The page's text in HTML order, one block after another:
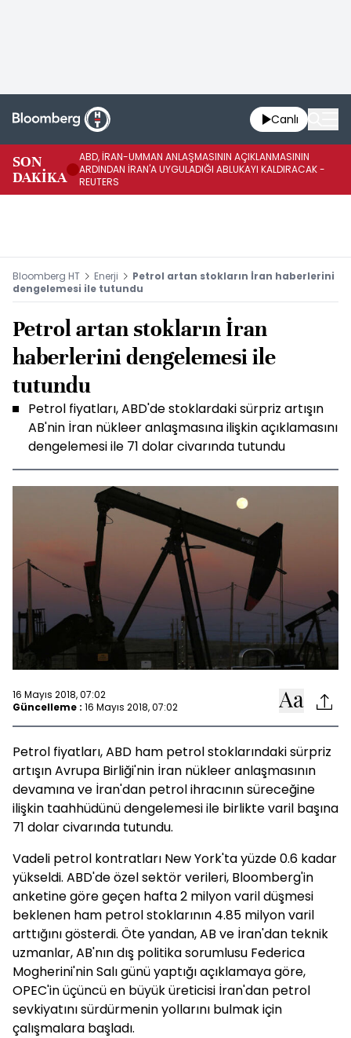
Canlı
SON
DAKİKA
ABD, İRAN-UMMAN ANLAŞMASININ AÇIKLANMASININ
ARDINDAN İRAN'A UYGULADIĞI ABLUKAYI KALDIRACAK -
REUTERS
Bloomberg HT Enerji
Petrol artan stokların İran haberlerini
dengelemesi ile tutundu
Petrol artan stokların İran
haberlerini dengelemesi ile
tutundu
Petrol fiyatları, ABD'de stoklardaki sürpriz artışın
AB'nin İran nükleer anlaşmasına ilişkin açıklamasını
dengelemesi ile 71 dolar civarında tutundu
16 Mayıs 2018, 07:02
Güncelleme : 16 Mayıs 2018, 07:02
Petrol fiyatları, ABD ham petrol stoklarındaki sürpriz
artışın Avrupa Birliği'nin İran nükleer anlaşmasının
devamına ve İran'dan petrol ihracının süreceğine
ilişkin taahhüdünü dengelemesi ile birlikte varil başına
71 dolar civarında tutundu.
Vadeli petrol kontratları New York'ta yüzde 0.6 kadar
yükseldi. ABD'de özel sektör verileri, Bloomberg'in
anketine göre geçen hafta 2 milyon varil düşmesi
beklenen ham petrol stoklarının 4.85 milyon varil
arttığını gösterdi. Öte yandan, AB ve İran'dan teknik
uzmanlar, AB'nın dış politika sorumlusu Federica
Mogherini'nin Salı günü yaptığı açıklamaya göre,
OPEC'in üçüncü en büyük üreticisi İran'dan petrol
sevkiyatını sürdürmenin yollarını bulmak için
çalışmalara başladı.